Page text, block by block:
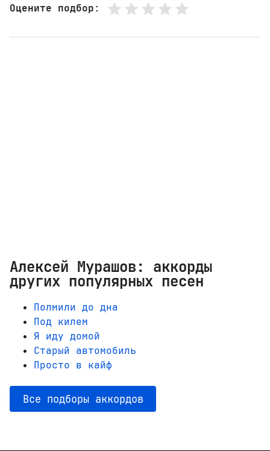
Оцените подбор:
Алексей Мурашов: аккорды
других популярных песен
Полмили до дна
Под килем
Я иду домой
Старый автомобиль
Просто в кайф
Все подборы аккордов